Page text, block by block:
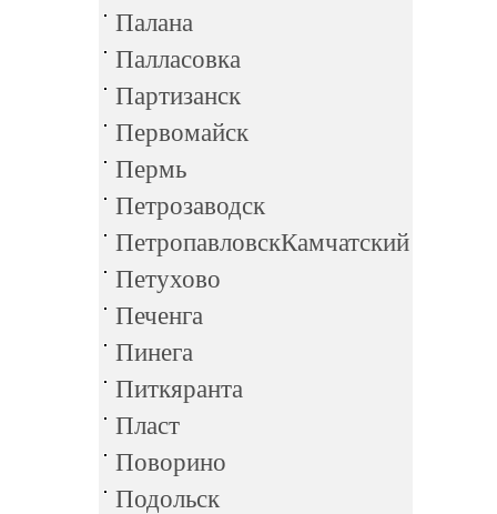
Палана
Палласовка
Партизанск
Первомайск
Пермь
Петрозаводск
ПетропавловскКамчатский
Петухово
Печенга
Пинега
Питкяранта
Пласт
Поворино
Подольск